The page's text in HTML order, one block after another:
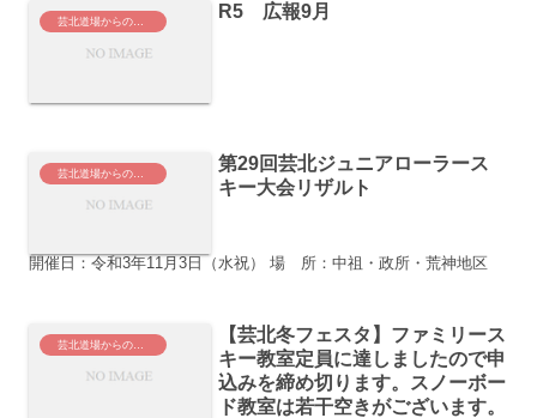
芸北道場からのお知らせ R5 広報9月
第29回芸北ジュニアローラース
キー大会リザルト
開催日：令和3年11月3日（水祝） 場 所：中祖・政所・荒神地区
【芸北冬フェスタ】ファミリース
キー教室定員に達しましたので申
込みを締め切ります。スノーボー
ド教室は若干空きがございます。